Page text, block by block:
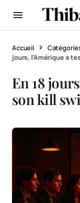
Accueil
jours, l’Amérique a
En 18
son kill